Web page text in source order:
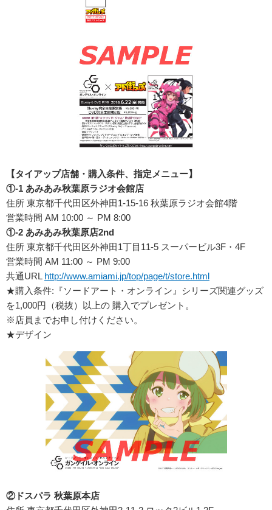
【タイアップ店舗・購入条件、指定メニュー】
①-1 あみあみ秋葉原ラジオ会館店
住所 東京都千代田区外神田1-15-16 秋葉原ラジオ会館4階
営業時間 AM 10:00 ～ PM 8:00
①-2 あみあみ秋葉原店2nd
住所 東京都千代田区外神田1丁目11-5 スーパービル3F・4F
営業時間 AM 11:00 ～ PM 9:00
共通URL http://www.amiami.jp/top/page/t/store.html
★購入条件:『ソードアート・オンライン』シリーズ関連グッズ
を1,000円（税抜）以上の 購入でプレゼント。
※店員までお申し付けください。
★デザイン
②ドスパラ 秋葉原本店